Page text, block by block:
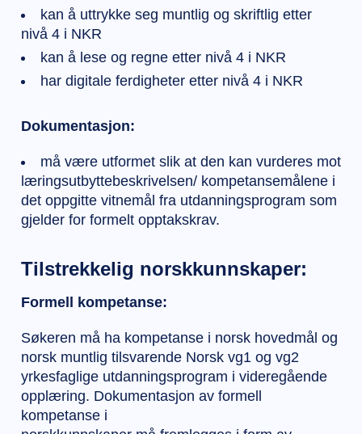
kan å uttrykke seg muntlig og skriftlig etter
nivå 4 i NKR
kan å lese og regne etter nivå 4 i NKR
har digitale ferdigheter etter nivå 4 i NKR
Dokumentasjon:
må være utformet slik at den kan vurderes mot
læringsutbyttebeskrivelsen/ kompetansemålene i
det oppgitte vitnemål fra utdanningsprogram som
gjelder for formelt opptakskrav.
Tilstrekkelig norskkunnskaper:
Formell kompetanse:
Søkeren må ha kompetanse i norsk hovedmål og
norsk muntlig tilsvarende Norsk vg1 og vg2
yrkesfaglige utdanningsprogram i videregående
opplæring. Dokumentasjon av formell
kompetanse i